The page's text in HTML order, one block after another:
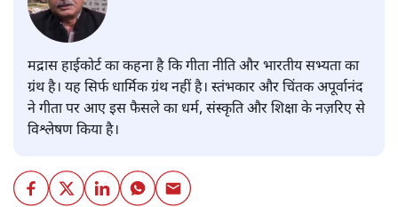
मद्रास हाईकोर्ट का कहना है कि गीता नीति और भारतीय सभ्यता का
ग्रंथ है। यह सिर्फ धार्मिक ग्रंथ नहीं है। स्तंभकार और चिंतक अपूर्वानंद
ने गीता पर आए इस फैसले का धर्म, संस्कृति और शिक्षा के नज़रिए से
विश्लेषण किया है।